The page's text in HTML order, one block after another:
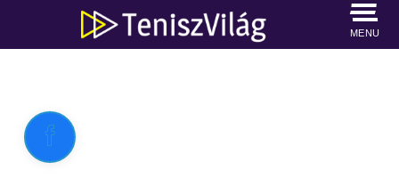
MENU
